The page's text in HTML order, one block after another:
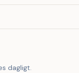
dagligt.